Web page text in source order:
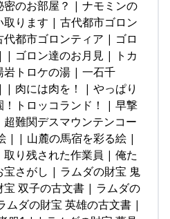
のお部屋？ | ナモミンの
ります | 古代都市ゴロン
都市ゴロンティア | ゴロ
| ゴロン達のお月見 | トカ
トロケの湯 | 一石千
| 肉には肉を！ | やっぱり
トロッコランド！ | 早撃
難関デスマウンテンコー
| | 山麓の馬宿を彩る絵 |
り残された作業員 | 俺た
さがし | ラムダの財宝 鬼
双子の古文書 | ラムダの
ダの財宝 英雄の古文書 |